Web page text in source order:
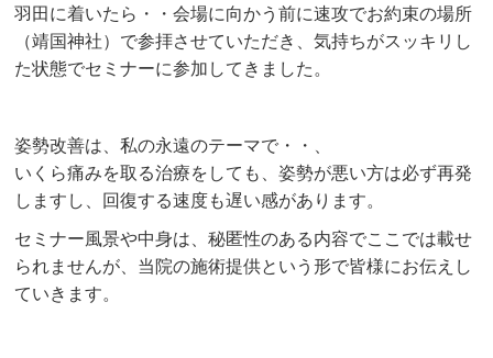
羽田に着いたら・・会場に向かう前に速攻でお約束の場所
（靖国神社）で参拝させていただき、気持ちがスッキリし
た状態でセミナーに参加してきました。
姿勢改善は、私の永遠のテーマで・・、
いくら痛みを取る治療をしても、姿勢が悪い方は必ず再発
しますし、回復する速度も遅い感があります。
セミナー風景や中身は、秘匿性のある内容でここでは載せ
られませんが、当院の施術提供という形で皆様にお伝えし
ていきます。